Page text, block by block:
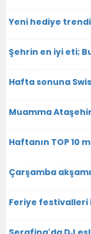
Yeni hediye
Şehrin en iyi eti;
Hafta sonuna
Muamma
Haftanın TOP 10
Çarşamba
Feriye festivalleri